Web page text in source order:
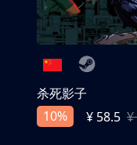
杀死影子
10%
¥ 58.5 ¥